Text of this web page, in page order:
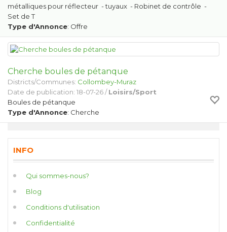
métalliques pour réflecteur - tuyaux - Robinet de contrôle -
Set de T
Type d'Annonce: Offre
Cherche boules de pétanque
Districts/Communes: Collombey-Muraz
Date de publication: 18-07-26 /Loisirs/Sport
Boules de pétanque
Type d'Annonce: Cherche
INFO
Qui sommes-nous?
Blog
Conditions d'utilisation
Confidentialité